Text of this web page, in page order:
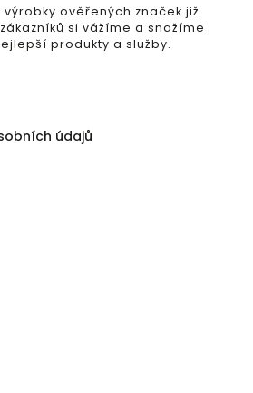
ověřených značek již
si vážíme a snažíme
produkty a služby.
údajů